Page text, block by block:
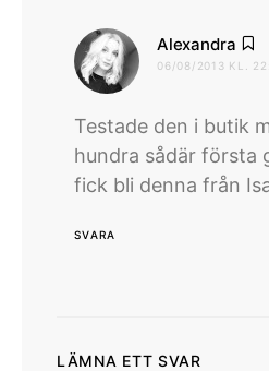
Alexandra
06/08/2013 KL.
Testade den i butik
hundra sådär första
fick bli denna från
SVARA
LÄMNA ETT SVAR